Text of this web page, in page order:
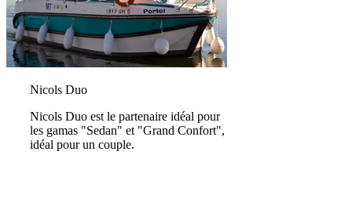
Nicols Duo
Nicols Duo est le partenaire idéal pour
les gamas "Sedan" et "Grand Confort",
idéal pour un couple.